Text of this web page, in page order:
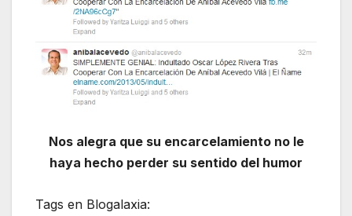
Nos alegra que su encarcelamiento no le
haya hecho perder su sentido del humor
Tags en Blogalaxia: